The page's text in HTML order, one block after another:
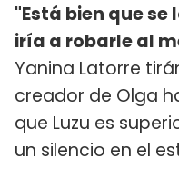
"Está bien que
iría a robarle al
Yanina Latorre
creador de Olga
que Luzu es
un silencio en el